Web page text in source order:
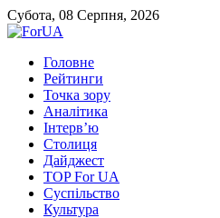
Субота, 08 Серпня, 2026
Головне
Рейтинги
Точка зору
Аналітика
Інтерв’ю
Столиця
Дайджест
TOP For UA
Суспiльство
Культура